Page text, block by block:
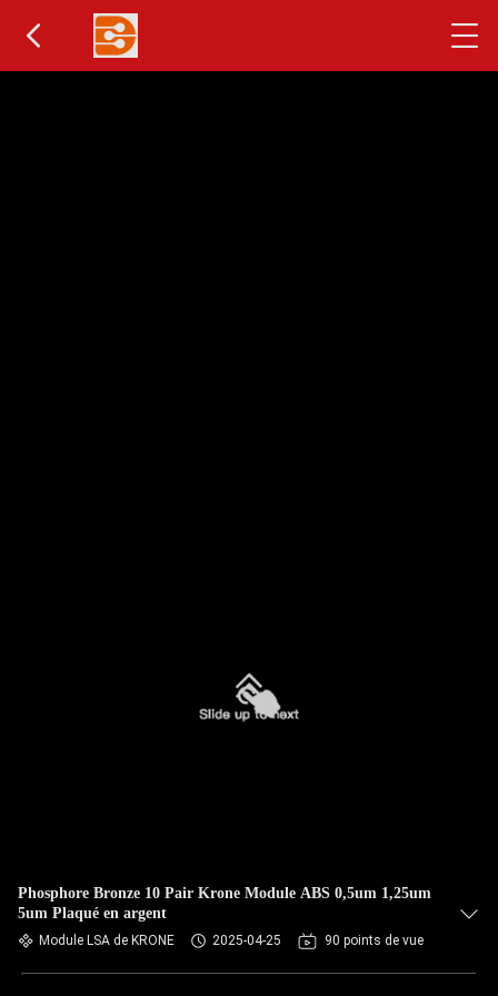
Phosphore Bronze 10 Pair Krone Module ABS 0,5um 1,25um
5um Plaqué en argent
Module LSA de KRONE 2025-04-25 90 points de vue